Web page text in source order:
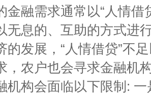
金融需求通常以“人情借
无息的、互助的方式进
的发展，“人情借贷”不
，农户也会寻求金融机
机构会面临以下限制: